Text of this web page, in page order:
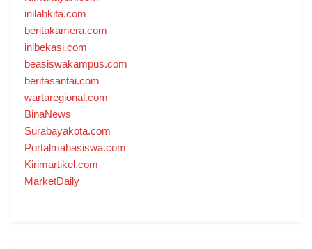
inilahkita.com
beritakamera.com
inibekasi.com
beasiswakampus.com
beritasantai.com
wartaregional.com
BinaNews
Surabayakota.com
Portalmahasiswa.com
Kirimartikel.com
MarketDaily